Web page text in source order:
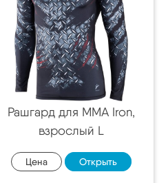
Рашгард для MMA Iron,
взрослый L
Цена Открыть